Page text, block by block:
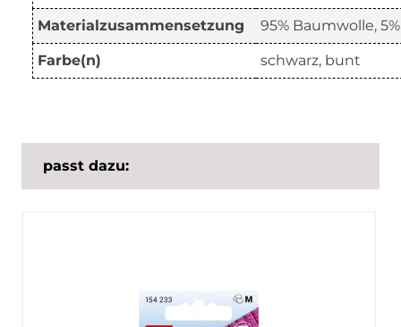
Materialzusammensetzung 95% Baumwolle,
Farbe(n) schwarz, bunt
passt dazu: